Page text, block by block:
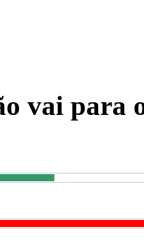
vai para